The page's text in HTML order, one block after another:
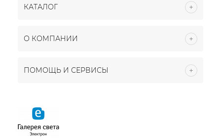
КАТАЛОГ
О КОМПАНИИ
ПОМОЩЬ И СЕРВИСЫ